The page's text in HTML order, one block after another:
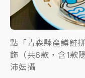
點「青森縣產鱒鮭
飾（共6款，含1款
沛妘攝